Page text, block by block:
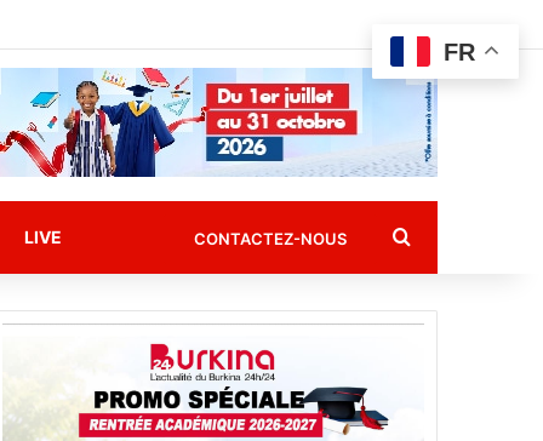
LIVE CONTACTEZ-NOUS Rechercher
FR